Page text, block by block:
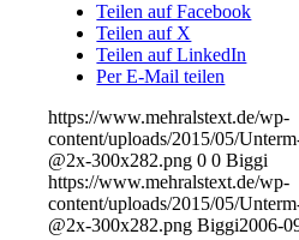
Teilen auf Facebook
Teilen auf X
Teilen auf LinkedIn
Per E-Mail teilen
https://www.mehralstext.de/wp-
content/uploads/2015/05/
@2x-300x282.png 0 0 Biggi
https://www.mehralstext.de/wp-
content/uploads/2015/05/
@2x-300x282.png Biggi2006-